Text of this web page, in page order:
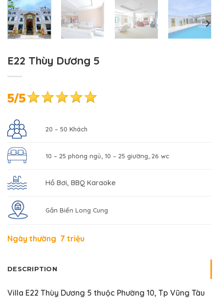
E22 Thùy Dương 5
20 – 50 Khách
10 – 25 phòng ngủ, 10 – 25 giường, 26 wc
Hồ Bơi, BBQ Karaoke
Gần Biển Long Cung
Ngày thường 7 triệu
DESCRIPTION
Villa E22 Thùy Dương 5 thuộc Phường 10, Tp Vũng Tàu